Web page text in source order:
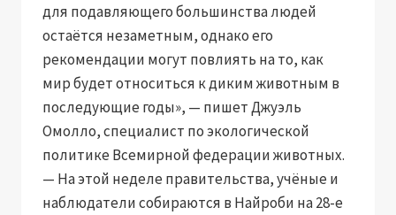
для подавляющего большинства людей
остаётся незаметным, однако его
рекомендации могут повлиять на то, как
мир будет относиться к диким животным в
последующие годы», — пишет Джуэль
Омолло, специалист по экологической
политике Всемирной федерации животных.
— На этой неделе правительства, учёные и
наблюдатели собираются в Найроби на 28-е